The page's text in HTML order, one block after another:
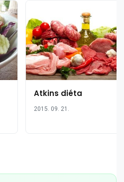
Atkins diéta
2015. 09. 21.